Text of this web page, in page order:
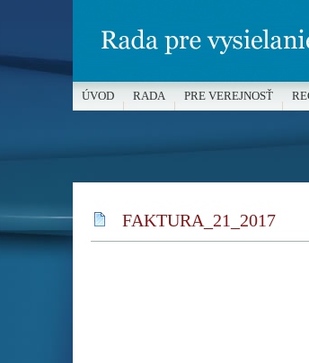
FAKTURA_21_2017
ÚVOD RADA PRE VEREJNOSŤ